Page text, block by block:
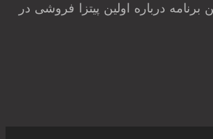
درباره اولین پیتزا فروشی در